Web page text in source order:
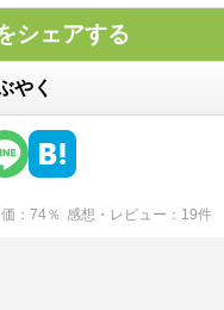
シェアする
やく
74％ 感想・レビュー 19件